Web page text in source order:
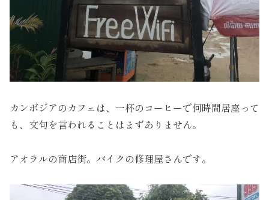
カンボジアのカフェは、一杯のコーヒーで何時間居座って
も、文句を言われることはまずありません。
アオラルの商店街。バイクの修理屋さんです。